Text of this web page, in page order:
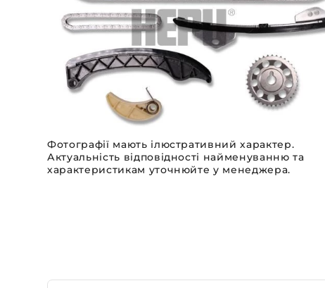
Фотографії мають ілюстративний характер.
Актуальність відповідності найменуванню та
характеристикам уточнюйте у менеджера.